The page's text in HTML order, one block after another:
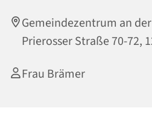
Gemeindezentrum an
Prierosser Straße 70-72,
Frau Brämer